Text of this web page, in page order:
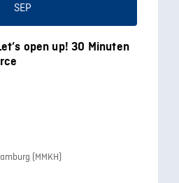
open up! 30 Minuten
(MMKH)
SEP